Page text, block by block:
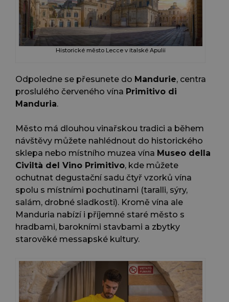
Historické město Lecce v italské Apulii
Odpoledne se přesunete do Mandurie, centra
proslulého červeného vína Primitivo di
Manduria.
Město má dlouhou vinařskou tradici a během
návštěvy můžete nahlédnout do historického
sklepa nebo místního muzea vína Museo della
Civiltà del Vino Primitivo, kde můžete
ochutnat degustační sadu čtyř vzorků vína
spolu s místními pochutinami (taralli, sýry,
salám, drobné sladkosti). Kromě vína ale
Manduria nabízí i příjemné staré město s
hradbami, barokními stavbami a zbytky
starověké messapské kultury.